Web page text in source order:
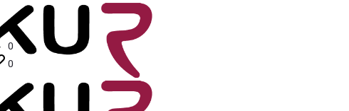
Пребарај
Account
0
0